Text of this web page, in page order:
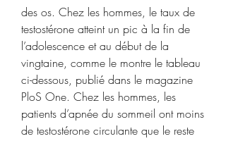
des os. Chez les hommes, le taux de
testostérone atteint un pic à la fin de
l’adolescence et au début de la
vingtaine, comme le montre le tableau
ci-dessous, publié dans le magazine
PloS One. Chez les hommes, les
patients d’apnée du sommeil ont moins
de testostérone circulante que le reste